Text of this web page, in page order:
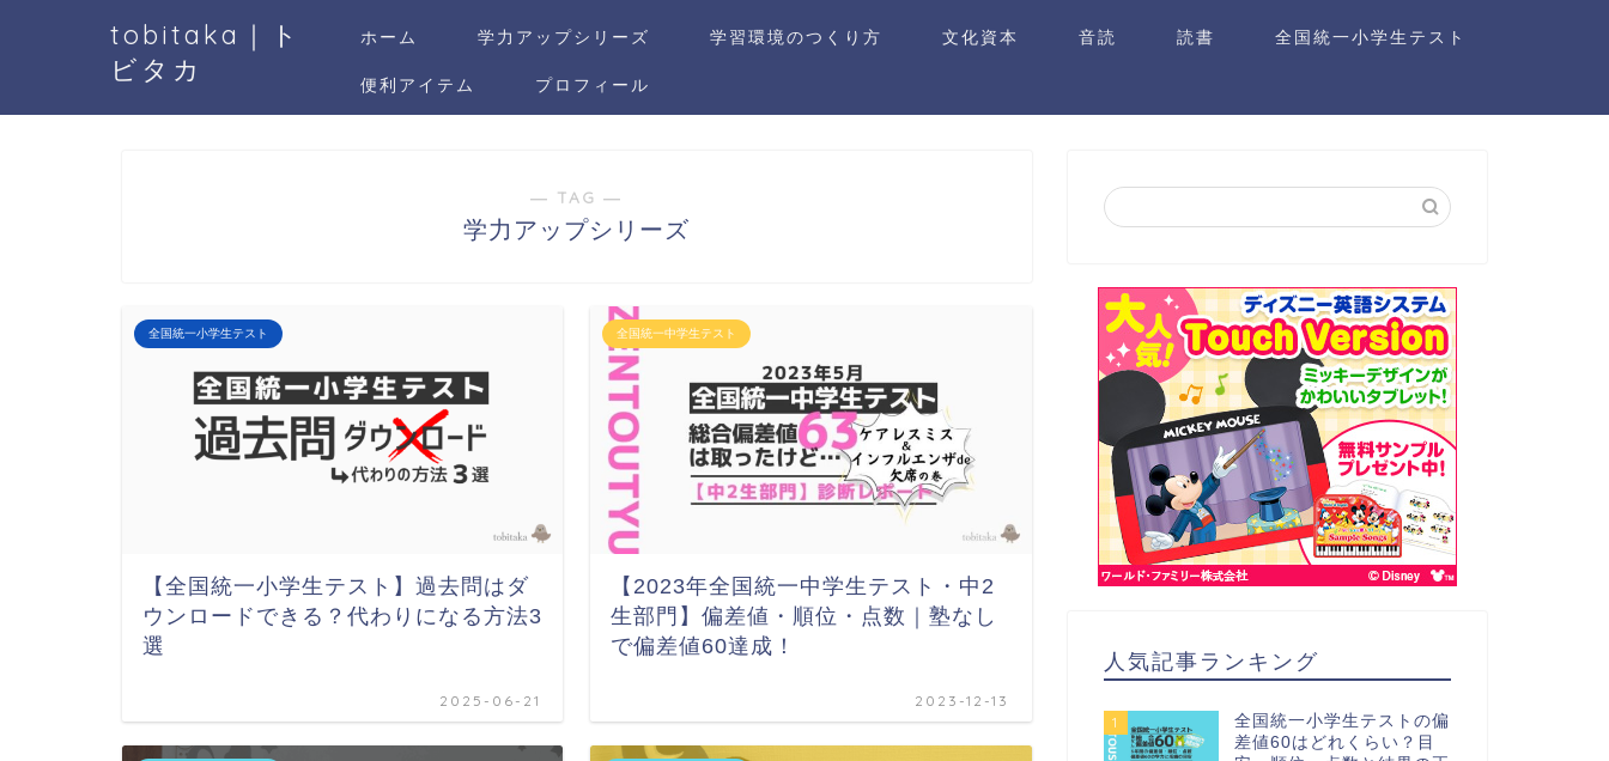
tobitaka｜ト
ビタカ
ホーム 学力アップシリーズ 学習環境のつくり方 文化資本 音読 読書 全国統一小学生テスト
便利アイテム プロフィール
― TAG ―
学力アップシリーズ
全国統一小学生テスト
【全国統一小学生テスト】過去問はダ
ウンロードできる？代わりになる方法3
選
2025-06-21
全国統一中学生テスト
【2023年全国統一中学生テスト・中2
生部門】偏差値・順位・点数｜塾なし
で偏差値60達成！
2023-12-13
人気記事ランキング
1
全国統一小学生テストの偏
差値60はどれくらい？目